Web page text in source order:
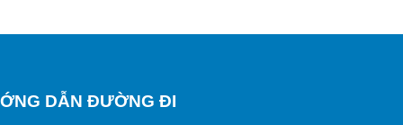
DẪN ĐƯỜNG ĐI